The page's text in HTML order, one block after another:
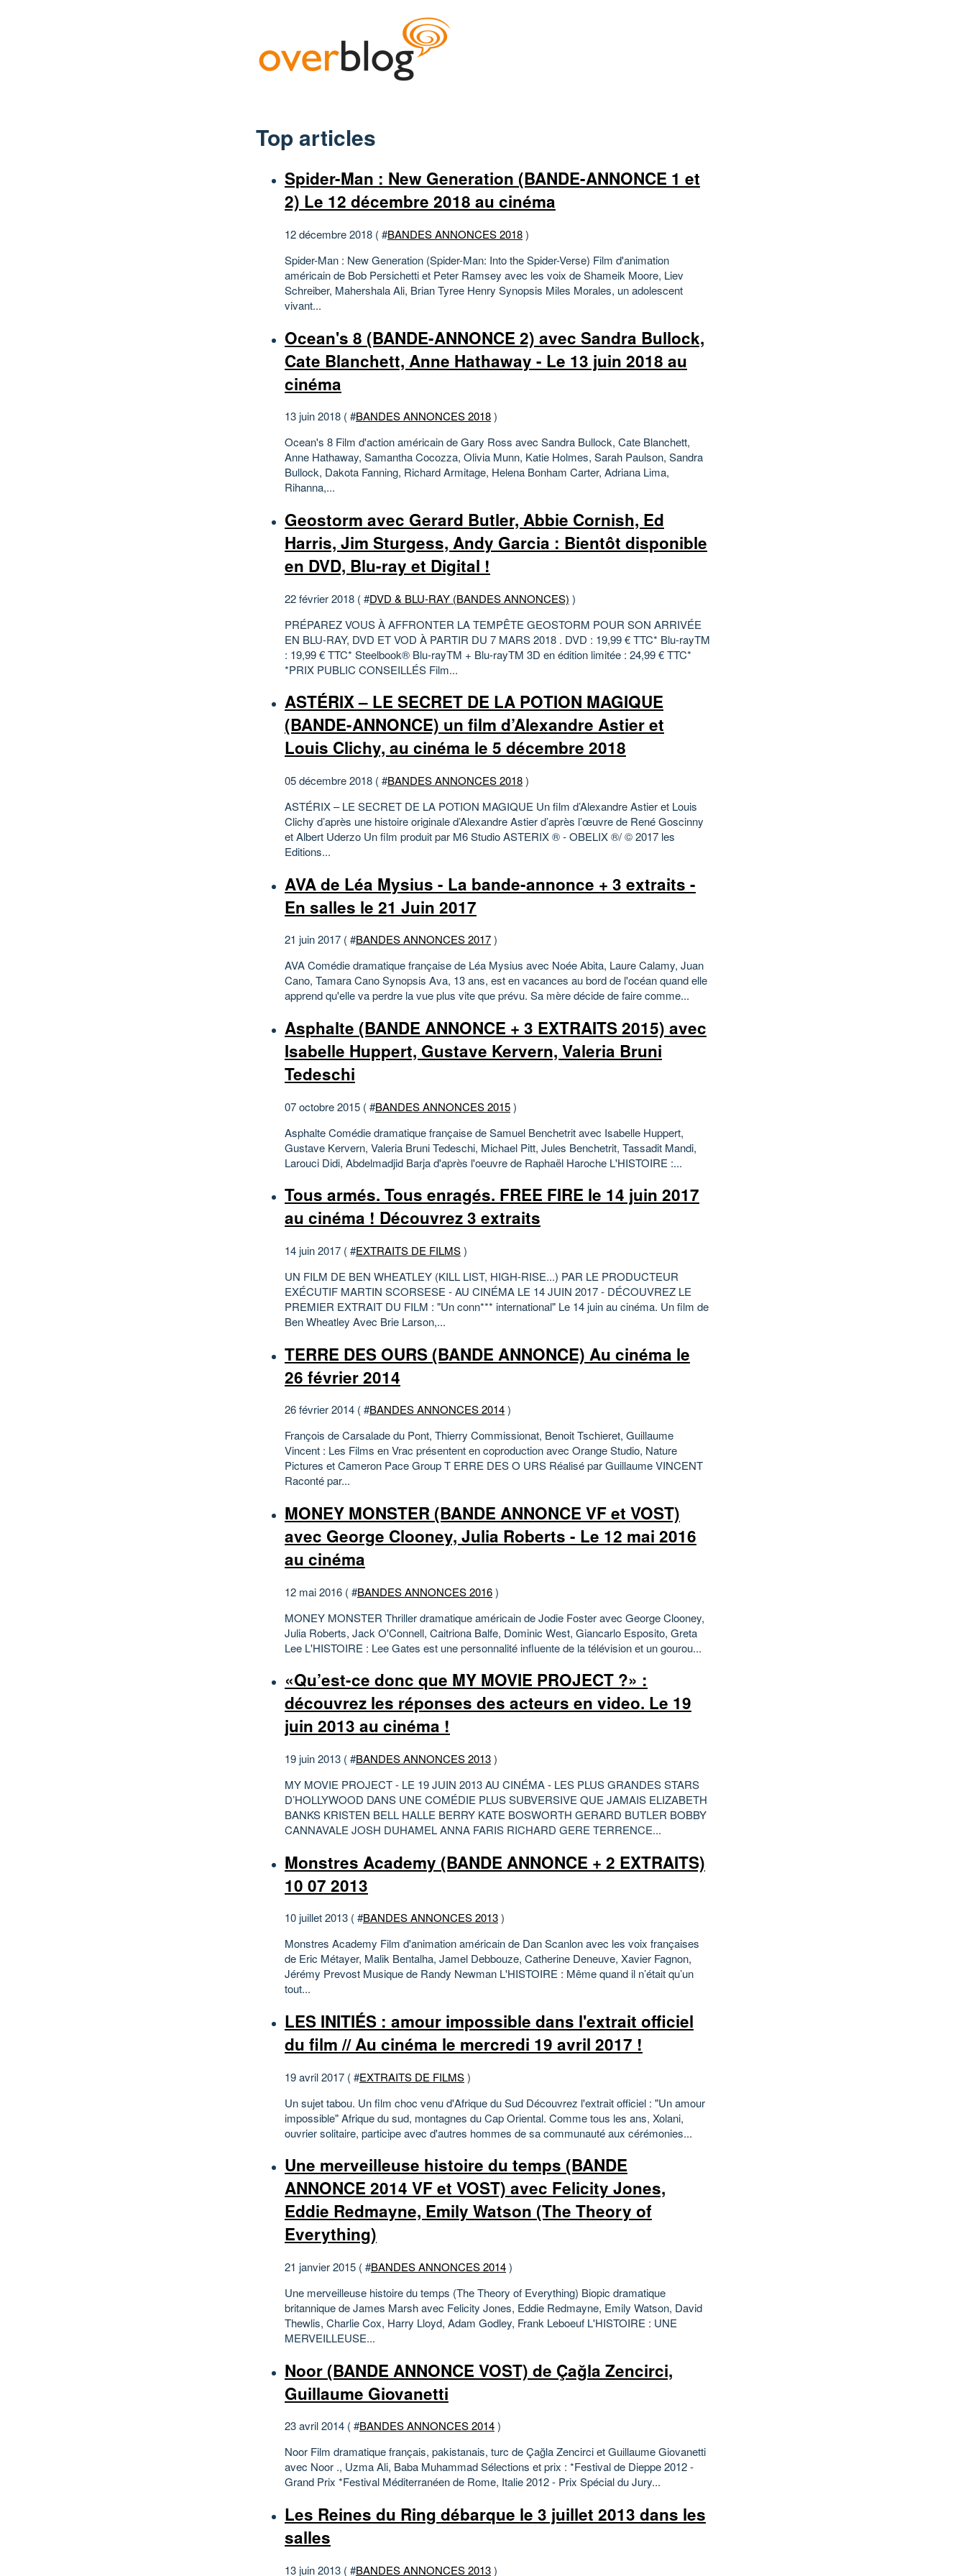
Top articles
Spider-Man : New Generation (BANDE-ANNONCE 1 et
2) Le 12 décembre 2018 au cinéma
12 décembre 2018 ( #BANDES ANNONCES 2018)
Spider-Man : New Generation (Spider-Man: Into the Spider-Verse) Film d'animation
américain de Bob Persichetti et Peter Ramsey avec les voix de Shameik Moore, Liev
Schreiber, Mahershala Ali, Brian Tyree Henry Synopsis Miles Morales, un adolescent
vivant...
Ocean's 8 (BANDE-ANNONCE 2) avec Sandra Bullock,
Cate Blanchett, Anne Hathaway - Le 13 juin 2018 au
cinéma
13 juin 2018 ( #BANDES ANNONCES 2018)
Ocean's 8 Film d'action américain de Gary Ross avec Sandra Bullock, Cate Blanchett,
Anne Hathaway, Samantha Cocozza, Olivia Munn, Katie Holmes, Sarah Paulson, Sandra
Bullock, Dakota Fanning, Richard Armitage, Helena Bonham Carter, Adriana Lima,
Rihanna,...
Geostorm avec Gerard Butler, Abbie Cornish, Ed
Harris, Jim Sturgess, Andy Garcia : Bientôt disponible
en DVD, Blu-ray et Digital !
22 février 2018 ( #DVD & BLU-RAY (BANDES ANNONCES) )
PRÉPAREZ VOUS À AFFRONTER LA TEMPÊTE GEOSTORM POUR SON ARRIVÉE
EN BLU-RAY, DVD ET VOD À PARTIR DU 7 MARS 2018 . DVD : 19,99 € TTC* Blu-rayTM
: 19,99 € TTC* Steelbook® Blu-rayTM + Blu-rayTM 3D en édition limitée : 24,99 € TTC*
*PRIX PUBLIC CONSEILLÉS Film...
ASTÉRIX – LE SECRET DE LA POTION MAGIQUE
(BANDE-ANNONCE) un film d’Alexandre Astier et
Louis Clichy, au cinéma le 5 décembre 2018
05 décembre 2018 ( #BANDES ANNONCES 2018)
ASTÉRIX – LE SECRET DE LA POTION MAGIQUE Un film d’Alexandre Astier et Louis
Clichy d’après une histoire originale d’Alexandre Astier d’après l’œuvre de René Goscinny
et Albert Uderzo Un film produit par M6 Studio ASTERIX ® - OBELIX ®/ © 2017 les
Editions...
AVA de Léa Mysius - La bande-annonce + 3 extraits -
En salles le 21 Juin 2017
21 juin 2017 ( #BANDES ANNONCES 2017)
AVA Comédie dramatique française de Léa Mysius avec Noée Abita, Laure Calamy, Juan
Cano, Tamara Cano Synopsis Ava, 13 ans, est en vacances au bord de l'océan quand elle
apprend qu'elle va perdre la vue plus vite que prévu. Sa mère décide de faire comme...
Asphalte (BANDE ANNONCE + 3 EXTRAITS 2015) avec
Isabelle Huppert, Gustave Kervern, Valeria Bruni
Tedeschi
07 octobre 2015 ( #BANDES ANNONCES 2015)
Asphalte Comédie dramatique française de Samuel Benchetrit avec Isabelle Huppert,
Gustave Kervern, Valeria Bruni Tedeschi, Michael Pitt, Jules Benchetrit, Tassadit Mandi,
Larouci Didi, Abdelmadjid Barja d'après l'oeuvre de Raphaël Haroche L'HISTOIRE :...
Tous armés. Tous enragés. FREE FIRE le 14 juin 2017
au cinéma ! Découvrez 3 extraits
14 juin 2017 ( #EXTRAITS DE FILMS)
UN FILM DE BEN WHEATLEY (KILL LIST, HIGH-RISE...) PAR LE PRODUCTEUR
EXÉCUTIF MARTIN SCORSESE - AU CINÉMA LE 14 JUIN 2017 - DÉCOUVREZ LE
PREMIER EXTRAIT DU FILM : "Un conn*** international" Le 14 juin au cinéma. Un film de
Ben Wheatley Avec Brie Larson,...
TERRE DES OURS (BANDE ANNONCE) Au cinéma le
26 février 2014
26 février 2014 ( #BANDES ANNONCES 2014)
François de Carsalade du Pont, Thierry Commissionat, Benoit Tschieret, Guillaume
Vincent : Les Films en Vrac présentent en coproduction avec Orange Studio, Nature
Pictures et Cameron Pace Group T ERRE DES O URS Réalisé par Guillaume VINCENT
Raconté par...
MONEY MONSTER (BANDE ANNONCE VF et VOST)
avec George Clooney, Julia Roberts - Le 12 mai 2016
au cinéma
12 mai 2016 ( #BANDES ANNONCES 2016)
MONEY MONSTER Thriller dramatique américain de Jodie Foster avec George Clooney,
Julia Roberts, Jack O'Connell, Caitriona Balfe, Dominic West, Giancarlo Esposito, Greta
Lee L'HISTOIRE : Lee Gates est une personnalité influente de la télévision et un gourou...
«Qu’est-ce donc que MY MOVIE PROJECT ?» :
découvrez les réponses des acteurs en video. Le 19
juin 2013 au cinéma !
19 juin 2013 ( #BANDES ANNONCES 2013)
MY MOVIE PROJECT - LE 19 JUIN 2013 AU CINÉMA - LES PLUS GRANDES STARS
D’HOLLYWOOD DANS UNE COMÉDIE PLUS SUBVERSIVE QUE JAMAIS ELIZABETH
BANKS KRISTEN BELL HALLE BERRY KATE BOSWORTH GERARD BUTLER BOBBY
CANNAVALE JOSH DUHAMEL ANNA FARIS RICHARD GERE TERRENCE...
Monstres Academy (BANDE ANNONCE + 2 EXTRAITS)
10 07 2013
10 juillet 2013 ( #BANDES ANNONCES 2013)
Monstres Academy Film d'animation américain de Dan Scanlon avec les voix françaises
de Eric Métayer, Malik Bentalha, Jamel Debbouze, Catherine Deneuve, Xavier Fagnon,
Jérémy Prevost Musique de Randy Newman L'HISTOIRE : Même quand il n’était qu’un
tout...
LES INITIÉS : amour impossible dans l'extrait officiel
du film // Au cinéma le mercredi 19 avril 2017 !
19 avril 2017 ( #EXTRAITS DE FILMS)
Un sujet tabou. Un film choc venu d'Afrique du Sud Découvrez l'extrait officiel : "Un amour
impossible" Afrique du sud, montagnes du Cap Oriental. Comme tous les ans, Xolani,
ouvrier solitaire, participe avec d'autres hommes de sa communauté aux cérémonies...
Une merveilleuse histoire du temps (BANDE
ANNONCE 2014 VF et VOST) avec Felicity Jones,
Eddie Redmayne, Emily Watson (The Theory of
Everything)
21 janvier 2015 ( #BANDES ANNONCES 2014)
Une merveilleuse histoire du temps (The Theory of Everything) Biopic dramatique
britannique de James Marsh avec Felicity Jones, Eddie Redmayne, Emily Watson, David
Thewlis, Charlie Cox, Harry Lloyd, Adam Godley, Frank Leboeuf L'HISTOIRE : UNE
MERVEILLEUSE...
Noor (BANDE ANNONCE VOST) de Çağla Zencirci,
Guillaume Giovanetti
23 avril 2014 ( #BANDES ANNONCES 2014)
Noor Film dramatique français, pakistanais, turc de Çağla Zencirci et Guillaume Giovanetti
avec Noor ., Uzma Ali, Baba Muhammad Sélections et prix : *Festival de Dieppe 2012 -
Grand Prix *Festival Méditerranéen de Rome, Italie 2012 - Prix Spécial du Jury...
Les Reines du Ring débarque le 3 juillet 2013 dans les
salles
13 juin 2013 ( #BANDES ANNONCES 2013)